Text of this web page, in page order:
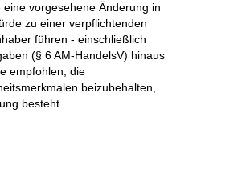
vorgesehene Änderung in
zu einer verpflichtenden
führen - einschließlich
(§ 6 AM-HandelsV) hinaus
empfohlen, die
beizubehalten,
besteht.